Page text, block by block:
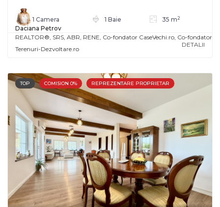
1 Camera 1 Baie 35 m2
Daciana Petrov
REALTOR®️, SRS, ABR, RENE, Co-fondator CaseVechi.ro, Co-fondator
Terenuri-Dezvoltare.ro
DETALII
TOP COMISION 0% REPREZENTARE PROPRIETAR